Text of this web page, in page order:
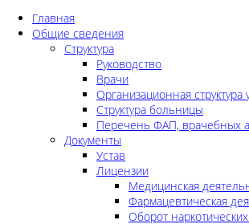
Главная
Общие сведения
Структура
Руководство
Врачи
Организационная структура
Структура больницы
Перечень ФАП, врачебных
Документы
Устав
Лицензии
Медицинская
Фармацевтическая
Оборот